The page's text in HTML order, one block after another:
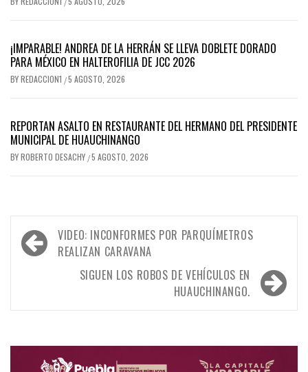
¡IMPARABLE! ANDREA DE LA HERRÁN SE LLEVA DOBLETE DORADO
PARA MÉXICO EN HALTEROFILIA DE JCC 2026
BYREDACCION1 /5 AGOSTO, 2026
REPORTAN ASALTO EN RESTAURANTE DEL HERMANO DEL PRESIDENTE
MUNICIPAL DE HUAUCHINANGO
BYROBERTO DESACHY /5 AGOSTO, 2026
Navegación
de
entradas
VIDEO: INCONFORMES POR PARQUÍMETROS
REALIZAN CARAVANA
SIGUEN LOS ROBOS DE VEHÍCULOS EN
HUAUCHINANGO.